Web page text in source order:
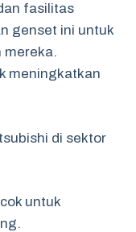
fasilitas
genset ini untuk
mereka.
meningkatkan
di sektor
untuk